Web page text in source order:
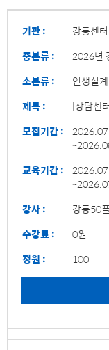
기관 :
강동센터
중분류 :
2026년
소분류 :
인생설계
제목 :
[상담센
모집기간 :
교육기간 :
강사 :
강동50
수강료 :
0원
정원 :
100